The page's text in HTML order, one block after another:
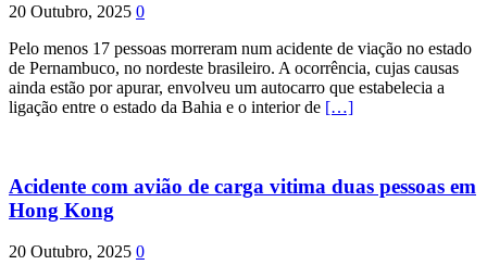
20 Outubro, 2025 0
Pelo menos 17 pessoas morreram num acidente de viação no estado
de Pernambuco, no nordeste brasileiro. A ocorrência, cujas causas
ainda estão por apurar, envolveu um autocarro que estabelecia a
ligação entre o estado da Bahia e o interior de […]
Acidente com avião de carga vitima duas pessoas em
Hong Kong
20 Outubro, 2025 0